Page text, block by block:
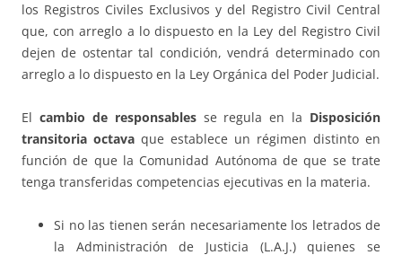
los Registros Civiles Exclusivos y del Registro Civil Central
que, con arreglo a lo dispuesto en la Ley del Registro Civil
dejen de ostentar tal condición, vendrá determinado con
arreglo a lo dispuesto en la Ley Orgánica del Poder Judicial.
El cambio de responsablesse regula en la Disposición
transitoria octava que establece un régimen distinto en
función de que la Comunidad Autónoma de que se trate
tenga transferidas competencias ejecutivas en la materia.
Si no las tienen serán necesariamente los letrados de
la Administración de Justicia (L.A.J.) quienes se